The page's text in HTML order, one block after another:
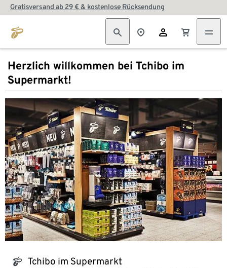
Gratisversand ab 29 € & kostenlose Rücksendung
Herzlich willkommen bei Tchibo im
Supermarkt!
tchibo_logo Tchibo im Supermarkt